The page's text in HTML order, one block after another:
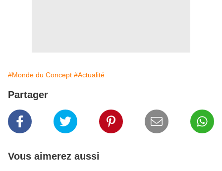
#Monde du Concept #Actualité
Partager
Vous aimerez aussi